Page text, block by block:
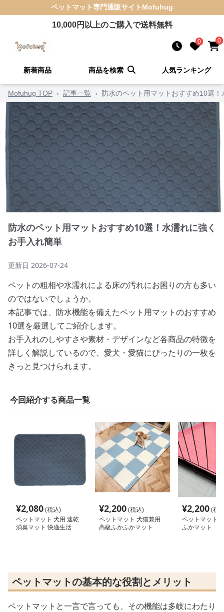
ペットマット専門通販サイト Mofuhug
10,000円以上のご購入で送料無料
0 0
新着商品 商品を検索 人気ランキング
Mofuhug TOP › 記事一覧 › 防水のペット用マットおすすめ10選
防水のペット用マットおすすめ10選！水濡れに強く
お手入れ簡単
更新日 2026-07-24
ペットの粗相や水濡れによる床の汚れにお困りの方も多い
のではないでしょうか。
本記事では、防水機能を備えたペット用マットのおすすめ
10選を厳選してご紹介します。
お手入れのしやすさや素材・デザインなど各商品の特徴を
詳しく解説しているので、愛犬・愛猫にぴったりの一枚を
きっと見つけられます。
今回紹介する商品一覧
¥2,080(税込)
ペットマット 犬用 速乾
消臭マット 快適生活
¥2,200(税込)
ペットマット 犬猫兼用
高級ふかふかマット
¥2,200(税
ペットマット
ふかマット
ペットマットの基本的な役割とメリット
ペットマットと一言で言っても、その機能は多岐にわたり